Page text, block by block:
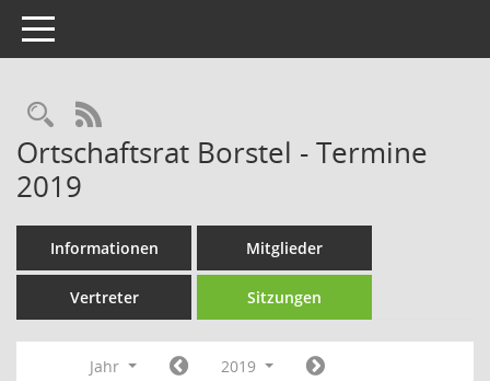
Toggle navigation
Rechercheauswahl
RSS-Feed
Ortschaftsrat Borstel - Termine
2019
Informationen Mitglieder
Vertreter Sitzungen
Jahr
2019